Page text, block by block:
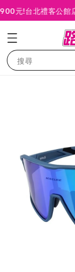
元!台北禮客公館店
搜尋